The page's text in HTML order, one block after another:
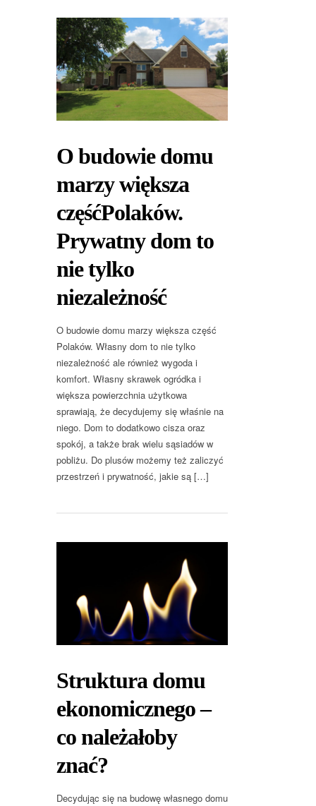
O budowie domu
marzy większa
częśćPolaków.
Prywatny dom to
nie tylko
niezależność
O budowie domu marzy większa część
Polaków. Własny dom to nie tylko
niezależność ale również wygoda i
komfort. Własny skrawek ogródka i
większa powierzchnia użytkowa
sprawiają, że decydujemy się właśnie na
niego. Dom to dodatkowo cisza oraz
spokój, a także brak wielu sąsiadów w
pobliżu. Do plusów możemy też zaliczyć
przestrzeń i prywatność, jakie są […]
Struktura domu
ekonomicznego –
co należałoby
znać?
Decydując się na budowę własnego domu